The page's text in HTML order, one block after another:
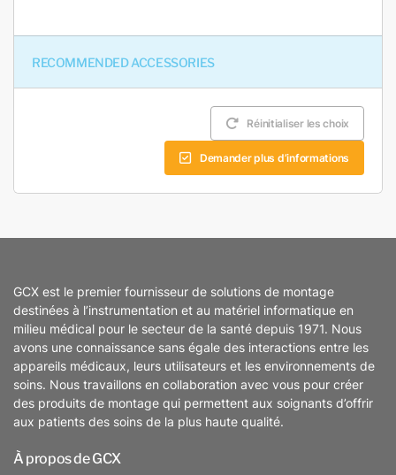
RECOMMENDED ACCESSORIES
Réinitialiser les choix
Demander plus d’informations
GCX est le premier fournisseur de solutions de montage
destinées à l’instrumentation et au matériel informatique en
milieu médical pour le secteur de la santé depuis 1971. Nous
avons une connaissance sans égale des interactions entre les
appareils médicaux, leurs utilisateurs et les environnements de
soins. Nous travaillons en collaboration avec vous pour créer
des produits de montage qui permettent aux soignants d’offrir
aux patients des soins de la plus haute qualité.
À propos de GCX